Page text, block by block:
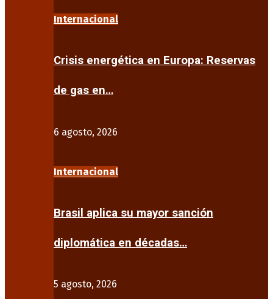
Internacional
Crisis energética en Europa: Reservas
de gas en…
6 agosto, 2026
Internacional
Brasil aplica su mayor sanción
diplomática en décadas…
5 agosto, 2026